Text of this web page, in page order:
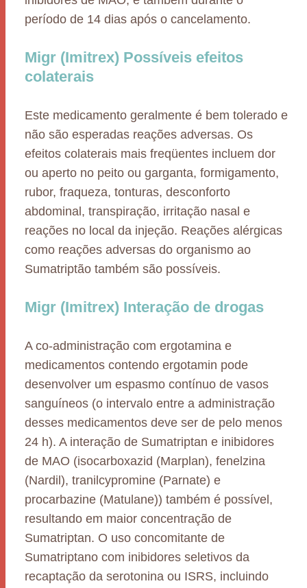
período de 14 dias após o cancelamento.
Migr (Imitrex) Possíveis efeitos
colaterais
Este medicamento geralmente é bem tolerado e
não são esperadas reações adversas. Os
efeitos colaterais mais freqüentes incluem dor
ou aperto no peito ou garganta, formigamento,
rubor, fraqueza, tonturas, desconforto
abdominal, transpiração, irritação nasal e
reações no local da injeção. Reações alérgicas
como reações adversas do organismo ao
Sumatriptão também são possíveis.
Migr (Imitrex) Interação de drogas
A co-administração com ergotamina e
medicamentos contendo ergotamin pode
desenvolver um espasmo contínuo de vasos
sanguíneos (o intervalo entre a administração
desses medicamentos deve ser de pelo menos
24 h). A interação de Sumatriptan e inibidores
de MAO (isocarboxazid (Marplan), fenelzina
(Nardil), tranilcypromine (Parnate) e
procarbazine (Matulane)) também é possível,
resultando em maior concentração de
Sumatriptan. O uso concomitante de
Sumatriptano com inibidores seletivos da
recaptação da serotonina ou ISRS, incluindo